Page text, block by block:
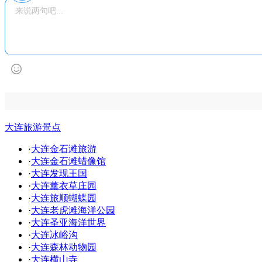
大连旅游景点
·大连金石滩旅游
·大连金石滩蜡像馆
·大连发现王国
·大连薰衣草庄园
·大连旅顺蝴蝶园
·大连老虎滩海洋公园
·大连圣亚海洋世界
·大连冰峪沟
·大连森林动物园
·大连横山寺